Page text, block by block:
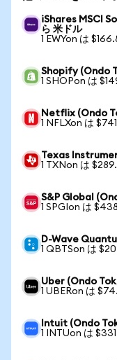
iShares MSCI
ら 米ドル
1 EWYon は
Shopify (Ondo
1 SHOPon は
Netflix (Ondo
1 NFLXon は
Texas
1 TXNon は
S&P Global
1 SPGIon は
D-Wave
1 QBTSon は
Uber (Ondo
1 UBERon は
Intuit (Ondo
1 INTUon は